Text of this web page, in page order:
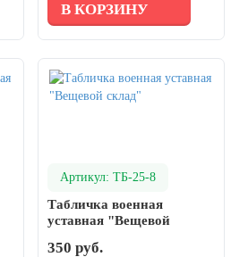
В КОРЗИНУ
Артикул: ТБ-25-8
Табличка военная
уставная "Вещевой
350 руб.